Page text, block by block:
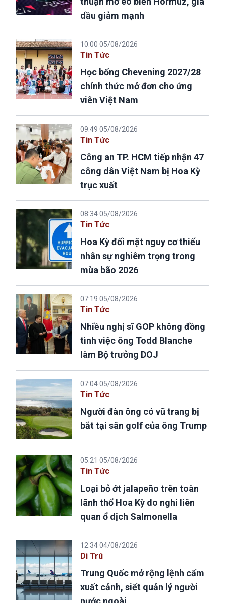
dầu giảm mạnh
10:00 05/08/2026
Tin Tức
Học bổng Chevening 2027/28
chính thức mở đơn cho ứng
viên Việt Nam
09:49 05/08/2026
Tin Tức
Công an TP. HCM tiếp nhận 47
công dân Việt Nam bị Hoa Kỳ
trục xuất
08:34 05/08/2026
Tin Tức
Hoa Kỳ đối mặt nguy cơ thiếu
nhân sự nghiêm trọng trong
mùa bão 2026
07:19 05/08/2026
Tin Tức
Nhiều nghị sĩ GOP không đồng
tình việc ông Todd Blanche
làm Bộ trưởng DOJ
07:04 05/08/2026
Tin Tức
Người đàn ông có vũ trang bị
bắt tại sân golf của ông Trump
05:21 05/08/2026
Tin Tức
Loại bỏ ớt jalapeño trên toàn
lãnh thổ Hoa Kỳ do nghi liên
quan ổ dịch Salmonella
12:34 04/08/2026
Di Trú
Trung Quốc mở rộng lệnh cấm
xuất cảnh, siết quản lý người